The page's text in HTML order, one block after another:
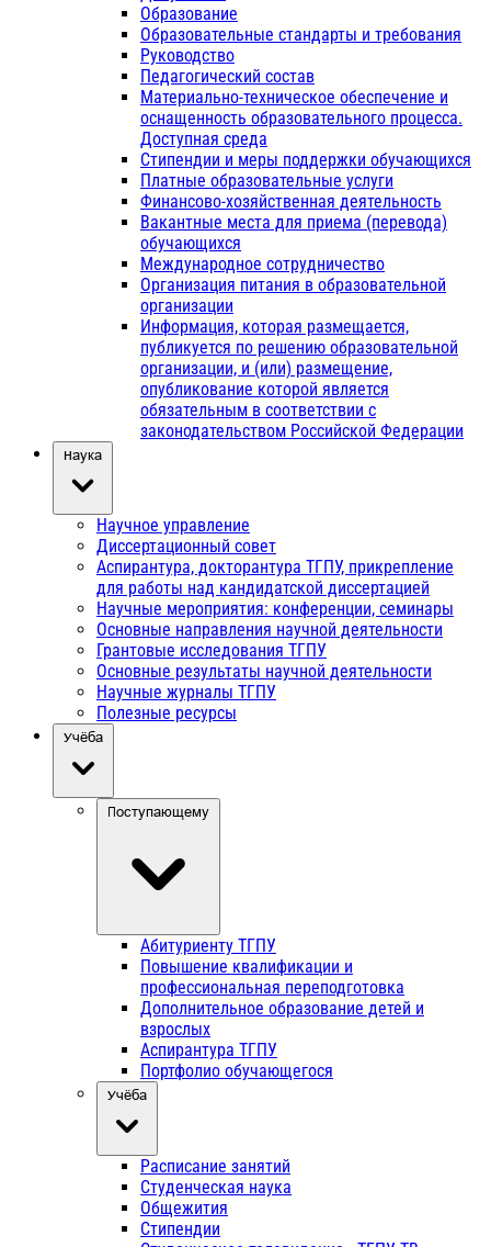
Образование
Образовательные стандарты и требования
Руководство
Педагогический состав
Материально-техническое обеспечение и
оснащенность образовательного процесса.
Доступная среда
Стипендии и меры поддержки обучающихся
Платные образовательные услуги
Финансово-хозяйственная деятельность
Вакантные места для приема (перевода)
обучающихся
Международное сотрудничество
Организация питания в образовательной
организации
Информация, которая размещается,
публикуется по решению образовательной
организации, и (или) размещение,
опубликование которой является
обязательным в соответствии с
законодательством Российской Федерации
Наука
Научное управление
Диссертационный совет
Аспирантура, докторантура ТГПУ, прикрепление
для работы над кандидатской диссертацией
Научные мероприятия: конференции, семинары
Основные направления научной деятельности
Грантовые исследования ТГПУ
Основные результаты научной деятельности
Научные журналы ТГПУ
Полезные ресурсы
Учёба
Поступающему
Абитуриенту ТГПУ
Повышение квалификации и
профессиональная переподготовка
Дополнительное образование детей и
взрослых
Аспирантура ТГПУ
Портфолио обучающегося
Учёба
Расписание занятий
Студенческая наука
Общежития
Стипендии